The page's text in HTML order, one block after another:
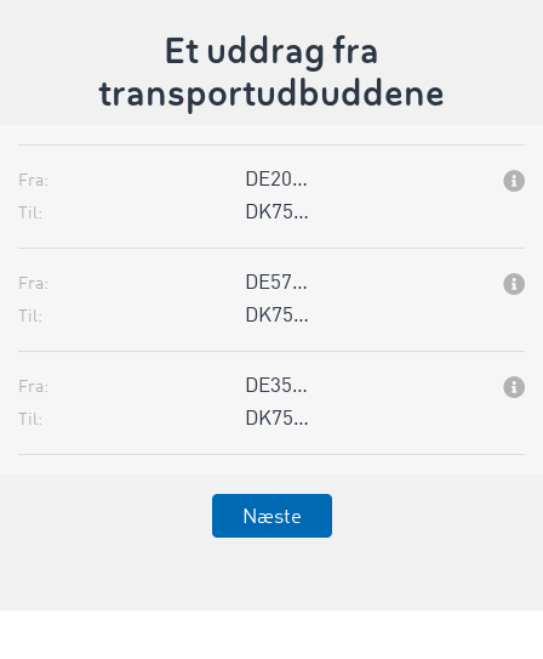
Et uddrag fra
transportudbuddene
Fra: DE20…
Til: DK75…
Fra: DE57…
Til: DK75…
Fra: DE35…
Til: DK75…
Næste